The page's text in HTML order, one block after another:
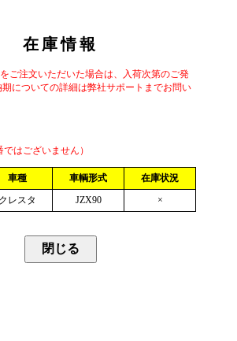
在庫情報
ご注文いただいた場合は、入荷次第のご発
についての詳細は弊社サポートまでお問い
はございません）
車種 車輌形式
在庫状況
クレスタ JZX90 ×